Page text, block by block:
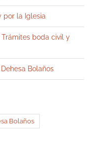
por la Iglesia
Trámites boda civil y
Bolaños
Bolaños